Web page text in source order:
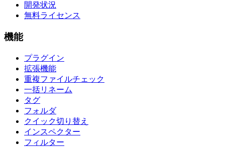
開発状況
無料ライセンス
機能
プラグイン
拡張機能
重複ファイルチェック
一括リネーム
タグ
フォルダ
クイック切り替え
インスペクター
フィルター